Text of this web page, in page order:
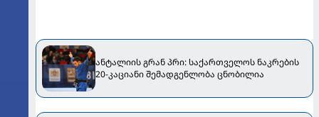
ანტალიის გრან პრი: საქართველოს ნაკრების
20-კაციანი შემადგენლობა ცნობილია